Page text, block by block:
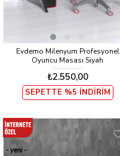
Evdemo Milenyum Profesyonel
Oyuncu Masası Siyah
₺2.550,00
SEPETTE %5 İNDİRİM
yeni